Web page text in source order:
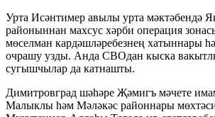
Урта Исәнтимер авылы урта мәктәбендә
районыннан махсус хәрби операция
мөселман кардәшләребезнең хатыннары
очрашу узды. Анда СВОдан кыска
сугышчылар да катнашты.
Димитровград шәһәре Җәмигъ мәчете
Малыклы һәм Мәләкәс районнары